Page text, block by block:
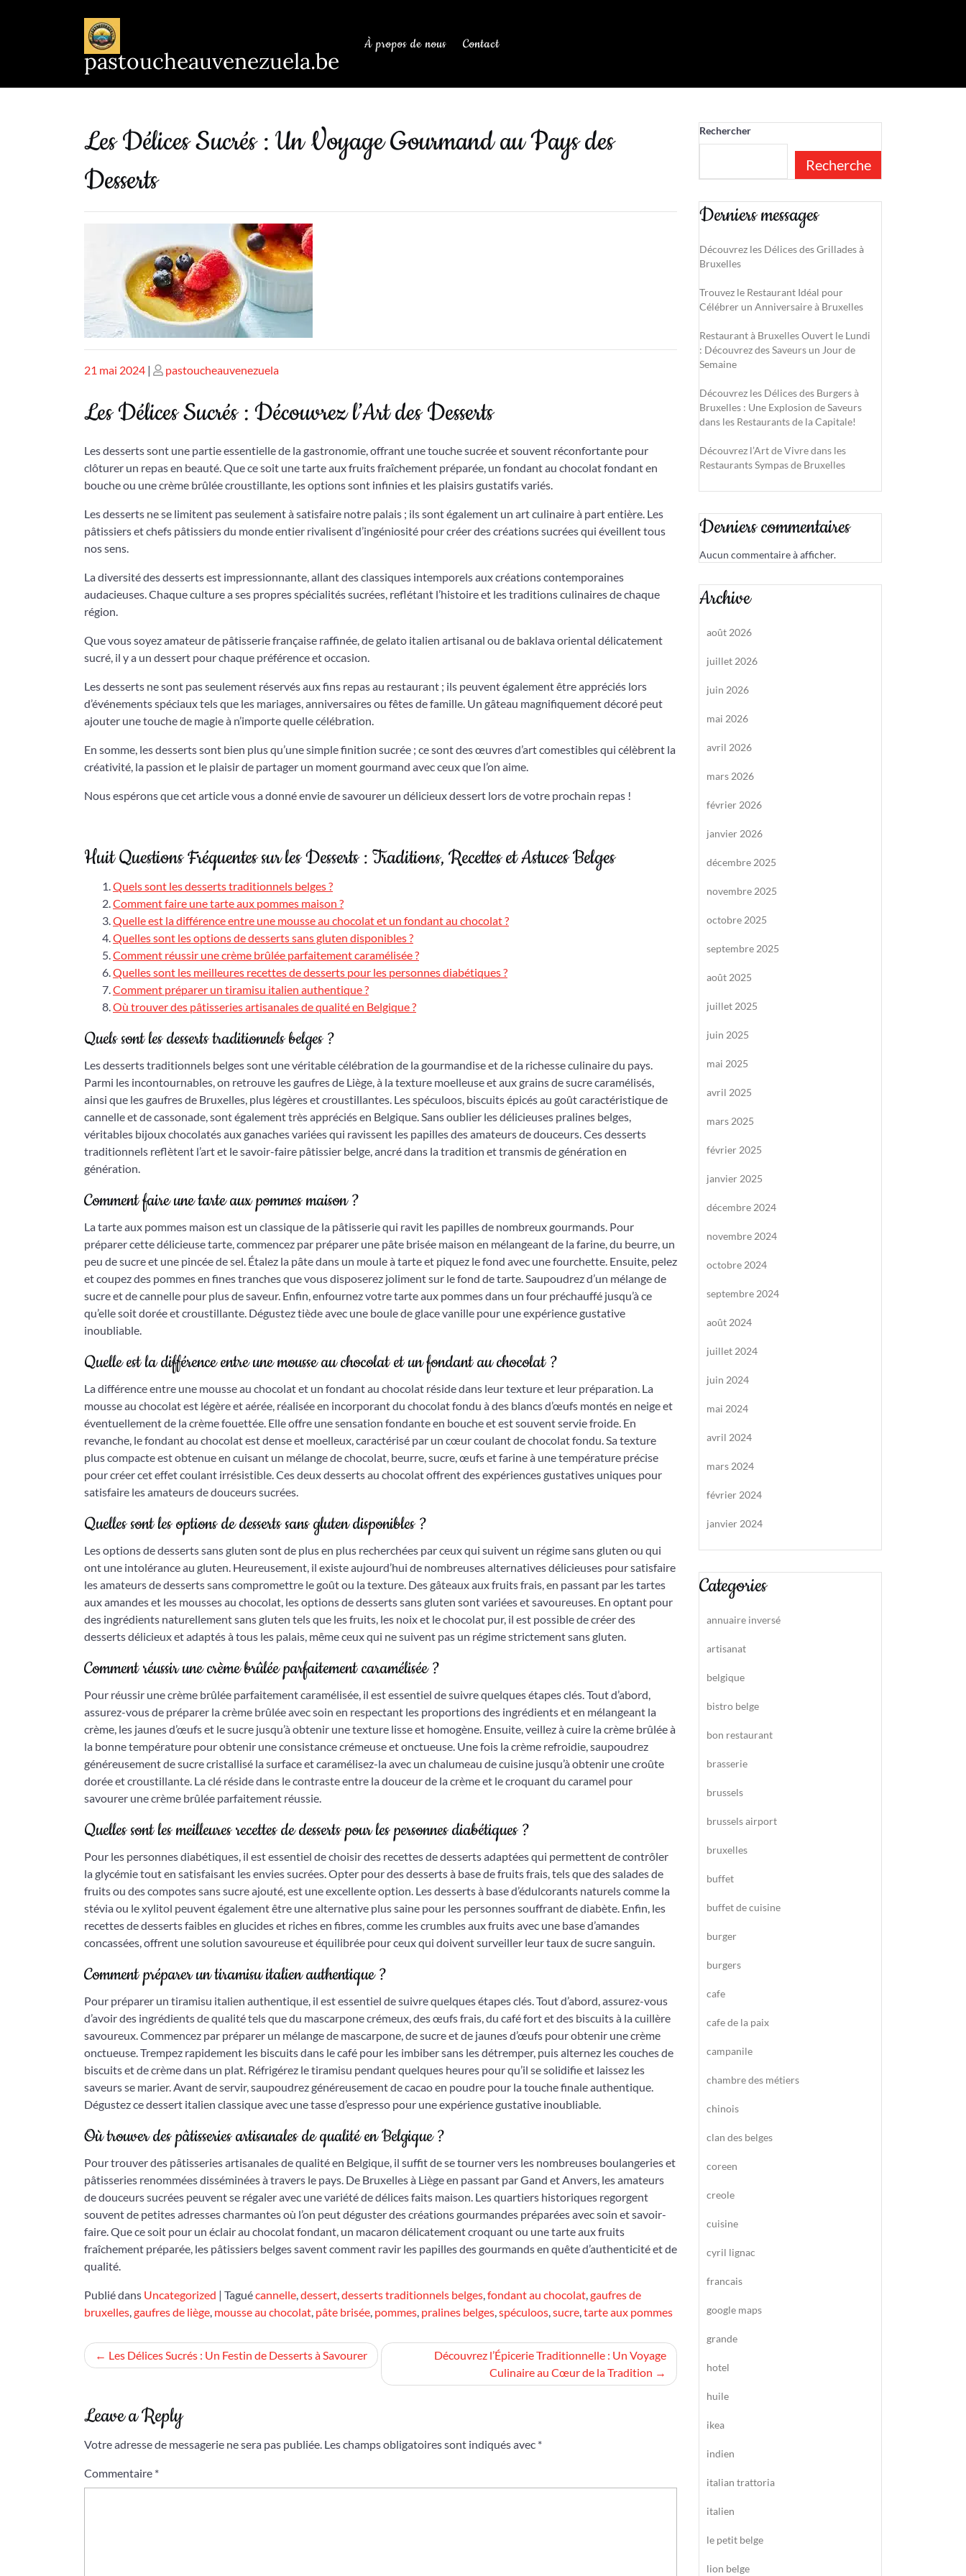
pastoucheauvenezuela.be
À propos de nous Contact
Les Délices Sucrés : Un Voyage Gourmand au Pays des
Desserts
Publié
21 mai 2024 | Publié
pastoucheauvenezuela
Les Délices Sucrés : Découvrez l’Art des Desserts
Les desserts sont une partie essentielle de la gastronomie, offrant une touche sucrée et souvent réconfortante pour
clôturer un repas en beauté. Que ce soit une tarte aux fruits fraîchement préparée, un fondant au chocolat fondant en
bouche ou une crème brûlée croustillante, les options sont infinies et les plaisirs gustatifs variés.
Les desserts ne se limitent pas seulement à satisfaire notre palais ; ils sont également un art culinaire à part entière. Les
pâtissiers et chefs pâtissiers du monde entier rivalisent d’ingéniosité pour créer des créations sucrées qui éveillent tous
nos sens.
La diversité des desserts est impressionnante, allant des classiques intemporels aux créations contemporaines
audacieuses. Chaque culture a ses propres spécialités sucrées, reflétant l’histoire et les traditions culinaires de chaque
région.
Que vous soyez amateur de pâtisserie française raffinée, de gelato italien artisanal ou de baklava oriental délicatement
sucré, il y a un dessert pour chaque préférence et occasion.
Les desserts ne sont pas seulement réservés aux fins repas au restaurant ; ils peuvent également être appréciés lors
d’événements spéciaux tels que les mariages, anniversaires ou fêtes de famille. Un gâteau magnifiquement décoré peut
ajouter une touche de magie à n’importe quelle célébration.
En somme, les desserts sont bien plus qu’une simple finition sucrée ; ce sont des œuvres d’art comestibles qui célèbrent la
créativité, la passion et le plaisir de partager un moment gourmand avec ceux que l’on aime.
Nous espérons que cet article vous a donné envie de savourer un délicieux dessert lors de votre prochain repas !
Huit Questions Fréquentes sur les Desserts : Traditions, Recettes et Astuces Belges
Quels sont les desserts traditionnels belges ?
Comment faire une tarte aux pommes maison ?
Quelle est la différence entre une mousse au chocolat et un fondant au chocolat ?
Quelles sont les options de desserts sans gluten disponibles ?
Comment réussir une crème brûlée parfaitement caramélisée ?
Quelles sont les meilleures recettes de desserts pour les personnes diabétiques ?
Comment préparer un tiramisu italien authentique ?
Où trouver des pâtisseries artisanales de qualité en Belgique ?
Quels sont les desserts traditionnels belges ?
Les desserts traditionnels belges sont une véritable célébration de la gourmandise et de la richesse culinaire du pays.
Parmi les incontournables, on retrouve les gaufres de Liège, à la texture moelleuse et aux grains de sucre caramélisés,
ainsi que les gaufres de Bruxelles, plus légères et croustillantes. Les spéculoos, biscuits épicés au goût caractéristique de
cannelle et de cassonade, sont également très appréciés en Belgique. Sans oublier les délicieuses pralines belges,
véritables bijoux chocolatés aux ganaches variées qui ravissent les papilles des amateurs de douceurs. Ces desserts
traditionnels reflètent l’art et le savoir-faire pâtissier belge, ancré dans la tradition et transmis de génération en
génération.
Comment faire une tarte aux pommes maison ?
La tarte aux pommes maison est un classique de la pâtisserie qui ravit les papilles de nombreux gourmands. Pour
préparer cette délicieuse tarte, commencez par préparer une pâte brisée maison en mélangeant de la farine, du beurre, un
peu de sucre et une pincée de sel. Étalez la pâte dans un moule à tarte et piquez le fond avec une fourchette. Ensuite, pelez
et coupez des pommes en fines tranches que vous disposerez joliment sur le fond de tarte. Saupoudrez d’un mélange de
sucre et de cannelle pour plus de saveur. Enfin, enfournez votre tarte aux pommes dans un four préchauffé jusqu’à ce
qu’elle soit dorée et croustillante. Dégustez tiède avec une boule de glace vanille pour une expérience gustative
inoubliable.
Quelle est la différence entre une mousse au chocolat et un fondant au chocolat ?
La différence entre une mousse au chocolat et un fondant au chocolat réside dans leur texture et leur préparation. La
mousse au chocolat est légère et aérée, réalisée en incorporant du chocolat fondu à des blancs d’œufs montés en neige et
éventuellement de la crème fouettée. Elle offre une sensation fondante en bouche et est souvent servie froide. En
revanche, le fondant au chocolat est dense et moelleux, caractérisé par un cœur coulant de chocolat fondu. Sa texture
plus compacte est obtenue en cuisant un mélange de chocolat, beurre, sucre, œufs et farine à une température précise
pour créer cet effet coulant irrésistible. Ces deux desserts au chocolat offrent des expériences gustatives uniques pour
satisfaire les amateurs de douceurs sucrées.
Quelles sont les options de desserts sans gluten disponibles ?
Les options de desserts sans gluten sont de plus en plus recherchées par ceux qui suivent un régime sans gluten ou qui
ont une intolérance au gluten. Heureusement, il existe aujourd’hui de nombreuses alternatives délicieuses pour satisfaire
les amateurs de desserts sans compromettre le goût ou la texture. Des gâteaux aux fruits frais, en passant par les tartes
aux amandes et les mousses au chocolat, les options de desserts sans gluten sont variées et savoureuses. En optant pour
des ingrédients naturellement sans gluten tels que les fruits, les noix et le chocolat pur, il est possible de créer des
desserts délicieux et adaptés à tous les palais, même ceux qui ne suivent pas un régime strictement sans gluten.
Comment réussir une crème brûlée parfaitement caramélisée ?
Pour réussir une crème brûlée parfaitement caramélisée, il est essentiel de suivre quelques étapes clés. Tout d’abord,
assurez-vous de préparer la crème brûlée avec soin en respectant les proportions des ingrédients et en mélangeant la
crème, les jaunes d’œufs et le sucre jusqu’à obtenir une texture lisse et homogène. Ensuite, veillez à cuire la crème brûlée à
la bonne température pour obtenir une consistance crémeuse et onctueuse. Une fois la crème refroidie, saupoudrez
généreusement de sucre cristallisé la surface et caramélisez-la avec un chalumeau de cuisine jusqu’à obtenir une croûte
dorée et croustillante. La clé réside dans le contraste entre la douceur de la crème et le croquant du caramel pour
savourer une crème brûlée parfaitement réussie.
Quelles sont les meilleures recettes de desserts pour les personnes diabétiques ?
Pour les personnes diabétiques, il est essentiel de choisir des recettes de desserts adaptées qui permettent de contrôler
la glycémie tout en satisfaisant les envies sucrées. Opter pour des desserts à base de fruits frais, tels que des salades de
fruits ou des compotes sans sucre ajouté, est une excellente option. Les desserts à base d’édulcorants naturels comme la
stévia ou le xylitol peuvent également être une alternative plus saine pour les personnes souffrant de diabète. Enfin, les
recettes de desserts faibles en glucides et riches en fibres, comme les crumbles aux fruits avec une base d’amandes
concassées, offrent une solution savoureuse et équilibrée pour ceux qui doivent surveiller leur taux de sucre sanguin.
Comment préparer un tiramisu italien authentique ?
Pour préparer un tiramisu italien authentique, il est essentiel de suivre quelques étapes clés. Tout d’abord, assurez-vous
d’avoir des ingrédients de qualité tels que du mascarpone crémeux, des œufs frais, du café fort et des biscuits à la cuillère
savoureux. Commencez par préparer un mélange de mascarpone, de sucre et de jaunes d’œufs pour obtenir une crème
onctueuse. Trempez rapidement les biscuits dans le café pour les imbiber sans les détremper, puis alternez les couches de
biscuits et de crème dans un plat. Réfrigérez le tiramisu pendant quelques heures pour qu’il se solidifie et laissez les
saveurs se marier. Avant de servir, saupoudrez généreusement de cacao en poudre pour la touche finale authentique.
Dégustez ce dessert italien classique avec une tasse d’espresso pour une expérience gustative inoubliable.
Où trouver des pâtisseries artisanales de qualité en Belgique ?
Pour trouver des pâtisseries artisanales de qualité en Belgique, il suffit de se tourner vers les nombreuses boulangeries et
pâtisseries renommées disséminées à travers le pays. De Bruxelles à Liège en passant par Gand et Anvers, les amateurs
de douceurs sucrées peuvent se régaler avec une variété de délices faits maison. Les quartiers historiques regorgent
souvent de petites adresses charmantes où l’on peut déguster des créations gourmandes préparées avec soin et savoir-
faire. Que ce soit pour un éclair au chocolat fondant, un macaron délicatement croquant ou une tarte aux fruits
fraîchement préparée, les pâtissiers belges savent comment ravir les papilles des gourmands en quête d’authenticité et de
qualité.
Publié dans Uncategorized | Taguécannelle,dessert,desserts traditionnels belges,fondant au chocolat,gaufres de
bruxelles,gaufres de liège, mousse au chocolat, pâte brisée, pommes, pralines belges,spéculoos,sucre,tarte aux pommes
Navigation
l’article
Les Délices Sucrés : Un Festin de Desserts à Savourer
Découvrez l’Épicerie Traditionnelle : Un Voyage
Culinaire au Cœur de la Tradition
Leave a Reply
Votre adresse de messagerie ne sera pas publiée. Les champs obligatoires sont indiqués avec *
Commentaire *
Rechercher
Recherche
Derniers messages
Découvrez les Délices des Grillades à
Bruxelles
Trouvez le Restaurant Idéal pour
Célébrer un Anniversaire à Bruxelles
Restaurant à Bruxelles Ouvert le Lundi
: Découvrez des Saveurs un Jour de
Semaine
Découvrez les Délices des Burgers à
Bruxelles : Une Explosion de Saveurs
dans les Restaurants de la Capitale!
Découvrez l’Art de Vivre dans les
Restaurants Sympas de Bruxelles
Derniers commentaires
Aucun commentaire à afficher.
Archive
août 2026
juillet 2026
juin 2026
mai 2026
avril 2026
mars 2026
février 2026
janvier 2026
décembre 2025
novembre 2025
octobre 2025
septembre 2025
août 2025
juillet 2025
juin 2025
mai 2025
avril 2025
mars 2025
février 2025
janvier 2025
décembre 2024
novembre 2024
octobre 2024
septembre 2024
août 2024
juillet 2024
juin 2024
mai 2024
avril 2024
mars 2024
février 2024
janvier 2024
Categories
annuaire inversé
artisanat
belgique
bistro belge
bon restaurant
brasserie
brussels
brussels airport
bruxelles
buffet
buffet de cuisine
burger
burgers
cafe
cafe de la paix
campanile
chambre des métiers
chinois
clan des belges
coreen
creole
cuisine
cyril lignac
francais
google maps
grande
hotel
huile
ikea
indien
italian trattoria
italien
le petit belge
lion belge